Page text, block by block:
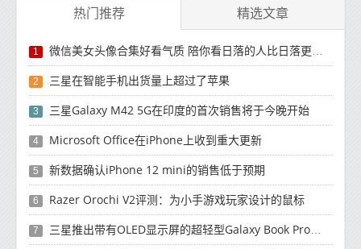
热门推荐 精选文章
1 微信美女头像合集好看气质 陪你看日落的人比日落更浪漫
2 三星在智能手机出货量上超过了苹果
3 三星Galaxy M42 5G在印度的首次销售将于今晚开始
4 Microsoft Office在iPhone上收到重大更新
5 新数据确认iPhone 12 mini的销售低于预期
6 Razer Orochi V2评测：为小手游戏玩家设计的鼠标
7 三星推出带有OLED显示屏的超轻型Galaxy Book Pro和Galaxy Book Pro 360笔记本电脑